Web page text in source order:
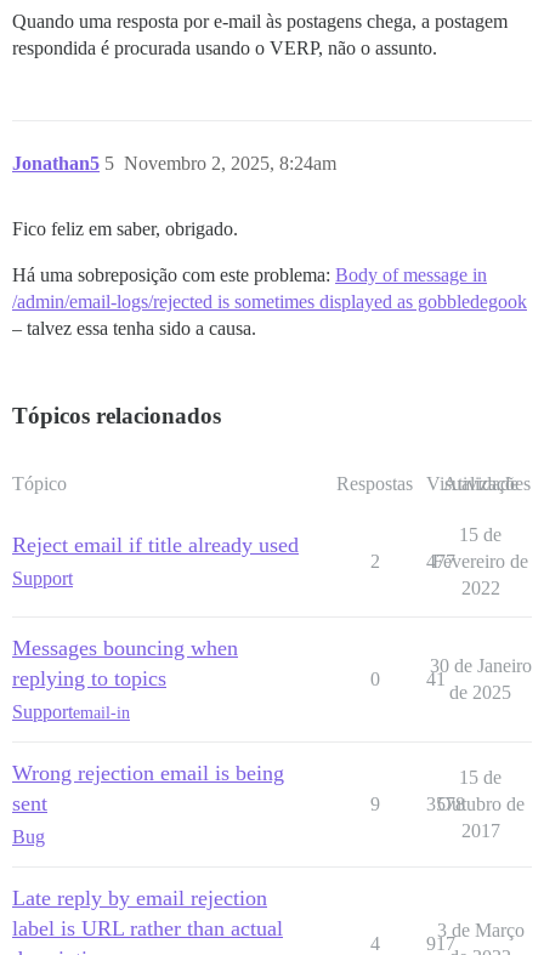
Quando uma resposta por e-mail às postagens chega, a postagem
respondida é procurada usando o VERP, não o assunto.
Jonathan5 Novembro 2, 2025, 8:24am
5
Fico feliz em saber, obrigado.
Há uma sobreposição com este problema: Body of message in
/admin/email-logs/rejected is sometimes displayed as gobbledegook
– talvez essa tenha sido a causa.
Tópicos relacionados
Tópico Respostas Visualizações
Atividade
Reject email if title already used
Support
2 477
15 de
Fevereiro de
2022
Messages bouncing when
replying to topics
Supportemail-in
0 41
30 de Janeiro
de 2025
Wrong rejection email is being
sent
Bug
9 3578
15 de
Outubro de
2017
Late reply by email rejection
label is URL rather than actual
4 917
3 de Março